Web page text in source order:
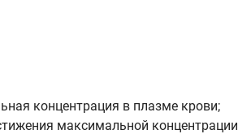
концентрация в плазме крови;
максимальной концентрации